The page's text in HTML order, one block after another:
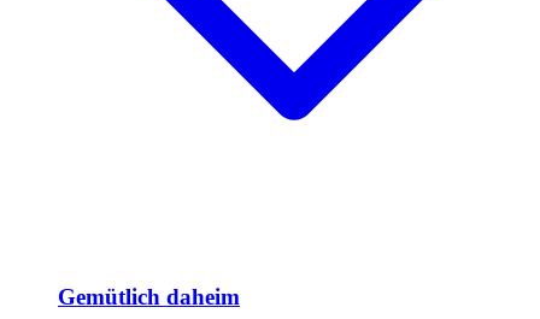
Gemütlich daheim